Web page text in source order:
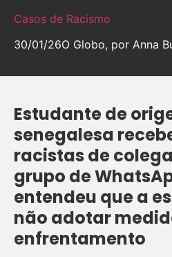
Casos de Racismo
30/01/26O Globo, por Anna
Estudante de
senegalesa
racistas de
grupo de
entendeu que a
não adotar
enfrentamento